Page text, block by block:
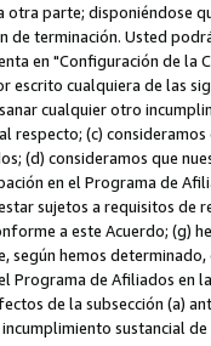
parte; disponiéndose
de terminación. Usted
en "Configuración de
cualquiera de las
cualquier otro
respecto; (c)
(d) consideramos que
en el Programa de
sujetos a requisitos de
a este Acuerdo; (g)
según hemos
Programa de Afiliados en
de la subsección (a)
sustancial